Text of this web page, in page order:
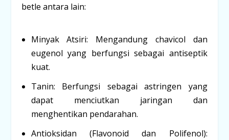
betle antara lain:
Minyak Atsiri: Mengandung chavicol dan
eugenol yang berfungsi sebagai antiseptik
kuat.
Tanin: Berfungsi sebagai astringen yang
dapat menciutkan jaringan dan
menghentikan pendarahan.
Antioksidan (Flavonoid dan Polifenol):